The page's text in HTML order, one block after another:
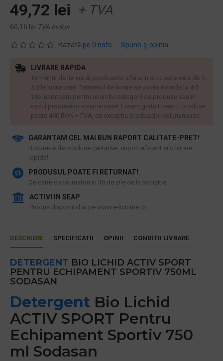
Bazată pe 0 note. - Spune-ţi opinia
49,72 lei + TVA
60,16 lei TVA inclus
GARANTAM CEL MAI BUN RAPORT CALITATE-PRET!
​Bucura-te de produse calitative, suport eficient si o livrare
rapida!
PRODUSUL POATE FI RETURNAT!
De catre consumatori in 30 de zile de la achizitie
ACTIVI IN SEAP
Produs disponibil si pe www.e-licitatie.ro
LIVRARE RAPIDA
Termenul de livrare al produselor aflate in stoc este este de 1-
3 zile lucratoare. Termenul de livrare se poate extinde la 4-5
zile lucratoare pentru anumite categorii de produse sau in
cazul produselor voluminoase. Livram gratuit pentru produse
peste 490 RON + TVA, cu exceptia produselor voluminoase.
DESCRIERE SPECIFICATII OPINII CONDITII LIVRARE
DETERGENT BIO LICHID ACTIV SPORT
PENTRU ECHIPAMENT SPORTIV 750ML
SODASAN
Detergent Bio Lichid
ACTIV SPORT Pentru
Echipament Sportiv 750
ml Sodasan